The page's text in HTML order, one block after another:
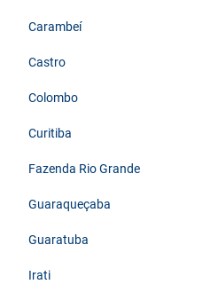
Carambeí
Castro
Colombo
Curitiba
Fazenda Rio Grande
Guaraqueçaba
Guaratuba
Irati